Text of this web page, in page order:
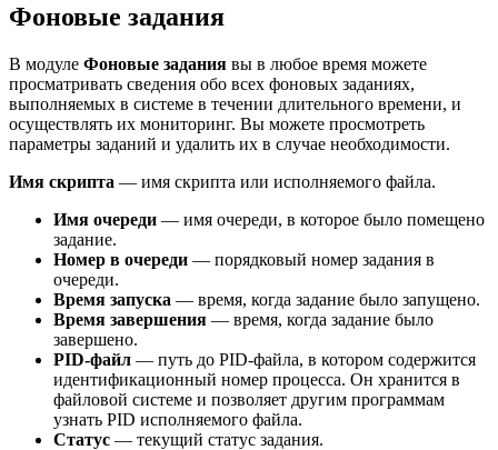
Фоновые задания
В модуле Фоновые задания вы в любое время можете
просматривать сведения обо всех фоновых заданиях,
выполняемых в системе в течении длительного времени, и
осуществлять их мониторинг. Вы можете просмотреть
параметры заданий и удалить их в случае необходимости.
Имя скрипта — имя скрипта или исполняемого файла.
Имя очереди — имя очереди, в которое было помещено
задание.
Номер в очереди — порядковый номер задания в
очереди.
Время запуска — время, когда задание было запущено.
Время завершения — время, когда задание было
завершено.
PID-файл — путь до PID-файла, в котором содержится
идентификационный номер процесса. Он хранится в
файловой системе и позволяет другим программам
узнать PID исполняемого файла.
Статус — текущий статус задания.